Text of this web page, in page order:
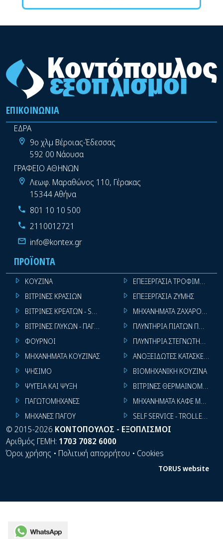
ΕΠΙΚΟΙΝΩΝΊΑ
ΕΔΡΑ
9ο χλμ Βέροιας-Έδεσσας
592 00 Νάουσα
ΓΡΑΦΕΙΟ ΑΘΗΝΩΝ
Λεωφ. Μαραθώνος 110, Γέρακας
15344 Αθήνα
801 10 10 500
2110012721
info@kontex.gr
WhatsApp
ΠΡΟΪΌΝΤΑ
ΚΟΥΖΙΝΑ
ΒΙΤΡΙΝΕΣ ΚΡΑΣΙΩΝ
ΒΙΤΡΙΝΕΣ ΚΡΕΑΤΩΝ - SUPER MARKET
ΒΙΤΡΙΝΕΣ ΓΛΥΚΩΝ - ΠΑΓΩΤΩΝ
ΦΟΥΡΝΟΙ
ΜΗΧΑΝΗΜΑΤΑ ΚΟΥΖΙΝΑΣ
ΨΗΣΙΜΟ
ΨΥΓΕΙΑ ΚΑΙ ΨΥΞΗ
ΠΑΓΩΤΟΜΗΧΑΝΕΣ
ΜΗΧΑΝΕΣ ΠΑΓΟΥ
ΕΠΕΞΕΡΓΑΣΙΑ ΤΡΟΦΙΜΩΝ
ΕΠΕΞΕΡΓΑΣΙΑ ΖΥΜΗΣ
ΜΗΧΑΝΗΜΑΤΑ
ΠΛΥΝΤΗΡΙΑ ΠΙΑΤΩΝ
ΠΛΥΝΤΗΡΙΑ ΣΤΕΓΝΩΤΗΡΙΑ
ΑΝΟΞΕΙΔΩΤΕΣ ΚΑΤΑΣΚΕΥΕΣ
ΒΙΟΜΗΧΑΝΙΚΗ ΚΟΥΖΙΝΑ
ΒΙΤΡΙΝΕΣ ΘΕΡΜΑΙΝΟΜΕΝΕΣ
ΜΗΧΑΝΗΜΑΤΑ ΚΑΦΕ ΜΠΑΡ
SELF SERVICE - TROLLEY -
© 2015-2026 ΚΟΝΤΟΠΟΥΛΟΣ - ΕΞΟΠΛΙΣΜΟΙ
Αριθμός ΓΕΜΗ: 1703 7082 6000
Όροι χρήσης • Πολιτική απορρήτου • Cookies
TORUS website